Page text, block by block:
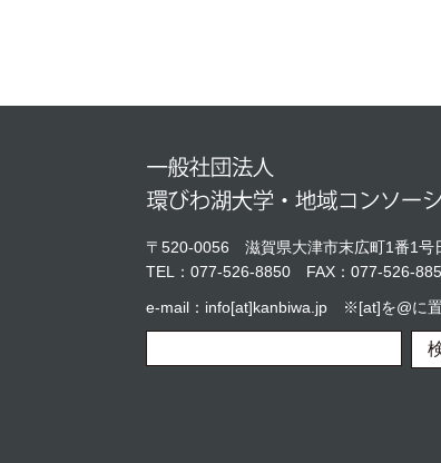
〒520-0056 滋賀県大津市末広町1番1号
TEL： 077-526-8850 FAX：077-526-
e-mail：info[at]kanbiwa.jp ※[at]を@に